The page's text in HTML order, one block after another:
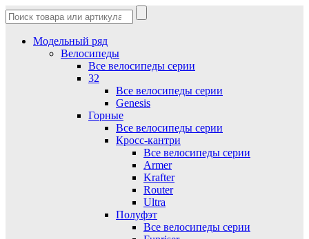
Модельный ряд
Велосипеды
Все велосипеды серии
32
Все велосипеды серии
Genesis
Горные
Все велосипеды серии
Кросс-кантри
Все велосипеды серии
Armer
Krafter
Router
Ultra
Полуфэт
Все велосипеды серии